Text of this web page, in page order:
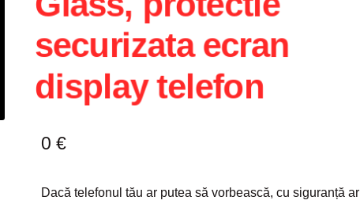
securizata ecran
display telefon
0€
Dacă telefonul tău ar putea să vorbească, cu siguranță ar